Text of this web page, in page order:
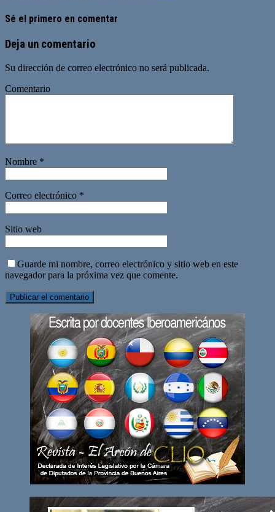
Sé el primero en comentar
Deja un comentario
Su dirección de correo electrónico no será publicada.
Comentario
Nombre *
Correo electrónico *
Sitio web
Guarde mi nombre, correo electrónico y sitio web en este
navegador para la próxima vez que comente.